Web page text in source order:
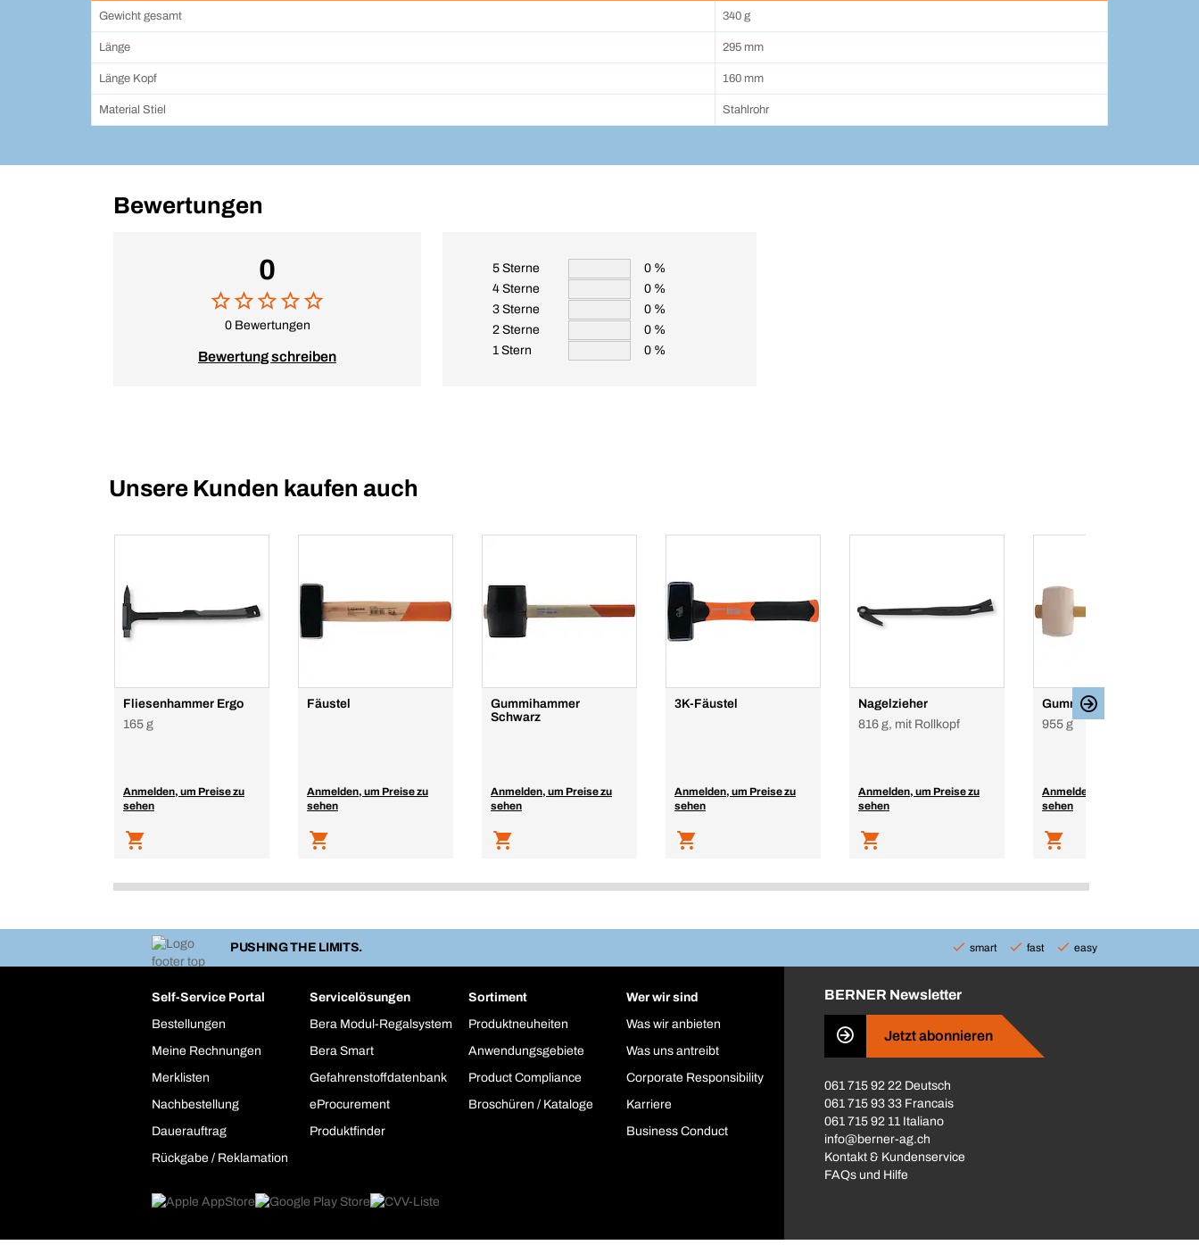
Gewicht gesamt 340 g
Länge 295 mm
Länge Kopf 160 mm
Material Stiel Stahlrohr
Bewertungen
0
0 Bewertungen
Bewertung schreiben
5 Sterne
0 %
4 Sterne
0 %
3 Sterne
0 %
2 Sterne
0 %
1 Stern
0 %
Unsere Kunden kaufen auch
Fliesenhammer Ergo
165 g
Anmelden, um Preise zu
sehen
Fäustel
Anmelden, um Preise zu
sehen
Gummihammer
Schwarz
Anmelden, um Preise zu
sehen
3K-Fäustel
Anmelden, um Preise zu
sehen
Nagelzieher
816 g, mit Rollkopf
Anmelden, um Preise zu
sehen
Gummihammer weiss
955 g
Anmelden, um Preise zu
sehen
PUSHING THE LIMITS. smart fast easy
Self-Service Portal
Bestellungen
Meine Rechnungen
Merklisten
Nachbestellung
Dauerauftrag
Rückgabe / Reklamation
Servicelösungen
Bera Modul-Regalsystem
Bera Smart
Gefahrenstoffdatenbank
eProcurement
Produktfinder
Sortiment
Produktneuheiten
Anwendungsgebiete
Product Compliance
Broschüren / Kataloge
Wer wir sind
Was wir anbieten
Was uns antreibt
Corporate Responsibility
Karriere
Business Conduct
BERNER Newsletter
Jetzt abonnieren
061 715 92 22 Deutsch
061 715 93 33 Francais
061 715 92 11 Italiano
info@berner-ag.ch
Kontakt & Kundenservice
FAQs und Hilfe